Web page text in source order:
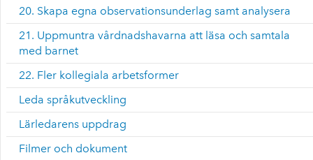
20. Skapa egna observationsunderlag samt analysera
21. Uppmuntra vårdnadshavarna att läsa och samtala
med barnet
22. Fler kollegiala arbetsformer
Leda språkutveckling
Lärledarens uppdrag
Filmer och dokument